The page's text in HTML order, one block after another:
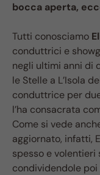
bocca aperta,
Tutti conosciamo
conduttrici e
negli ultimi anni di
le Stelle a L’Isola
conduttrice per
l’ha consacrata
Come si vede
aggiornato, infatti,
spesso e
condividendole